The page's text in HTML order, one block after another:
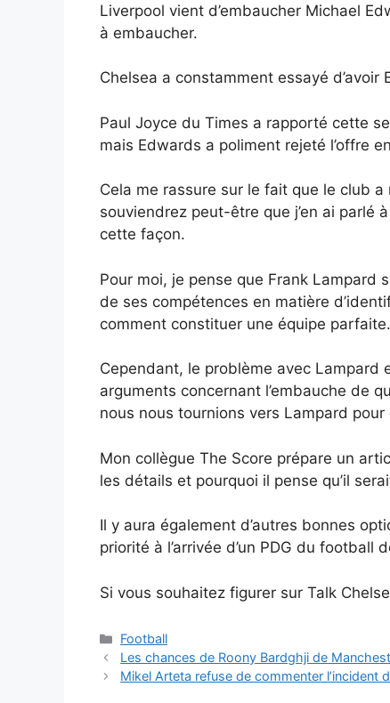
Liverpool vient d’embaucher Michael
à embaucher.
Chelsea a constamment essayé d’avoir
Paul Joyce du Times a rapporté cette
mais Edwards a poliment rejeté l’offre
Cela me rassure sur le fait que le club a
souviendrez peut-être que j’en ai parlé
cette façon.
Pour moi, je pense que Frank
de ses compétences en matière
comment constituer une équipe parfaite.
Cependant, le problème avec Lampard
arguments concernant l’embauche de
nous nous tournions vers Lampard
Mon collègue The Score prépare un
les détails et pourquoi il pense qu’il
Il y aura également d’autres bonnes
priorité à l’arrivée d’un PDG du football
Si vous souhaitez figurer sur Talk
Catégories
Football
Les chances de Roony Bardghji de
Mikel Arteta refuse de commenter l’incident